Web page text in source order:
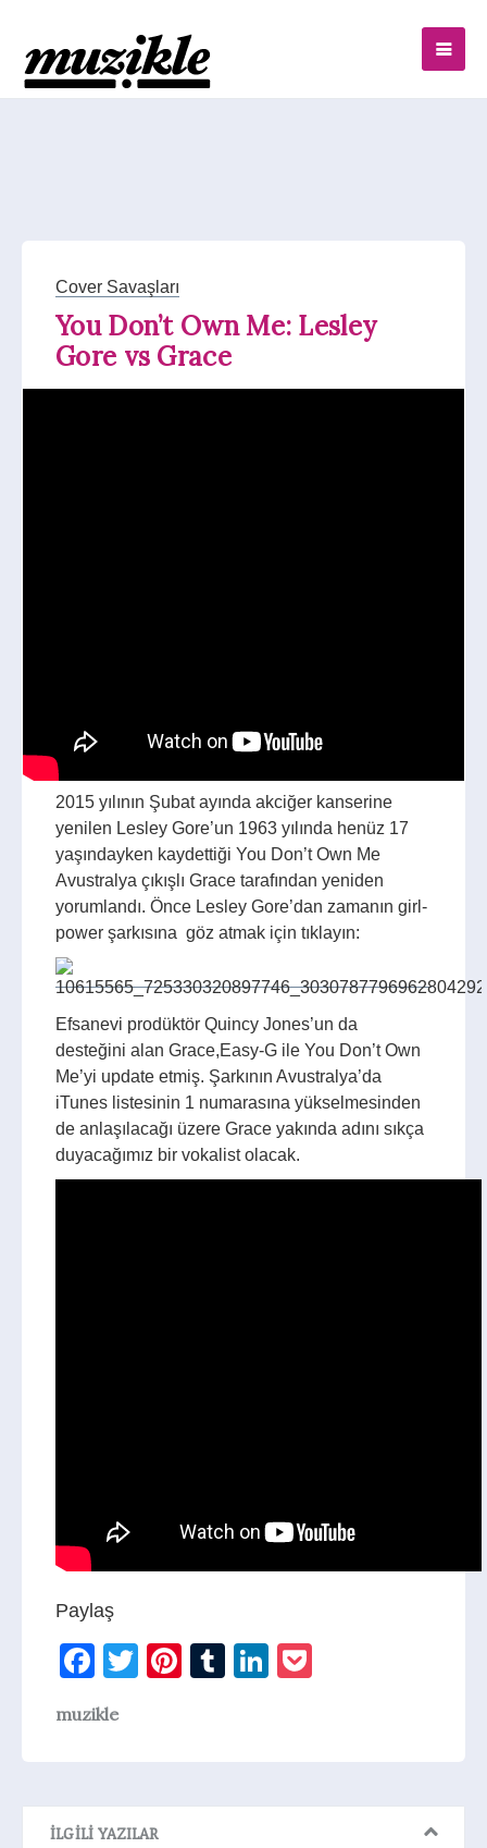
Cover Savaşları
You Don’t Own Me: Lesley
Gore vs Grace
2015 yılının Şubat ayında akciğer kanserine
yenilen Lesley Gore’un 1963 yılında henüz 17
yaşındayken kaydettiği You Don’t Own Me
Avustralya çıkışlı Grace tarafından yeniden
yorumlandı. Önce Lesley Gore’dan zamanın girl-
power şarkısına göz atmak için tıklayın:
Efsanevi prodüktör Quincy Jones’un da
desteğini alan Grace,Easy-G ile You Don’t Own
Me’yi update etmiş. Şarkının Avustralya’da
iTunes listesinin 1 numarasına yükselmesinden
de anlaşılacağı üzere Grace yakında adını sıkça
duyacağımız bir vokalist olacak.
Paylaş
Facebook
TwitterPinterest
TumblrLinkedIn
muzikle
İLGILI YAZILAR